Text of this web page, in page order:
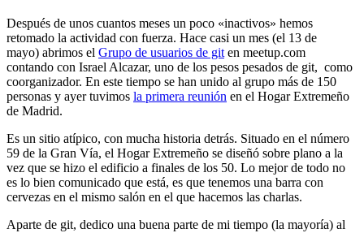
Después de unos cuantos meses un poco «inactivos» hemos
retomado la actividad con fuerza. Hace casi un mes (el 13 de
mayo) abrimos el Grupo de usuarios de git en meetup.com
contando con Israel Alcazar, uno de los pesos pesados de git, como
coorganizador. En este tiempo se han unido al grupo más de 150
personas y ayer tuvimos la primera reunión en el Hogar Extremeño
de Madrid.
Es un sitio atípico, con mucha historia detrás. Situado en el número
59 de la Gran Vía, el Hogar Extremeño se diseñó sobre plano a la
vez que se hizo el edificio a finales de los 50. Lo mejor de todo no
es lo bien comunicado que está, es que tenemos una barra con
cervezas en el mismo salón en el que hacemos las charlas.
Aparte de git, dedico una buena parte de mi tiempo (la mayoría) al